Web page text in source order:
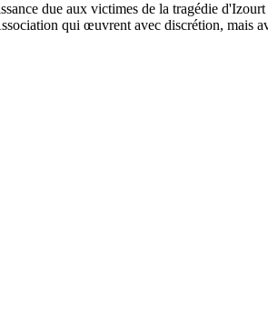
due aux victimes de la tragédie
qui œuvrent avec discrétion, mais